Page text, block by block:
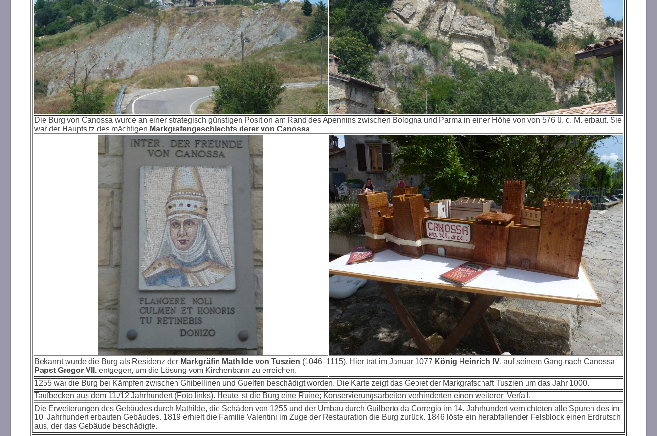
Die Burg von Canossa wurde an einer strategisch günstigen Position am Rand des Apennins zwischen Bologna und Parma in einer Höhe von von 576 ü. d. M. erbaut. Sie
war der Hauptsitz des mächtigen Markgrafengeschlechts derer von Canossa.
Bekannt wurde die Burg als Residenz der Markgräfin Mathilde von Tuszien (1046–1115). Hier trat im Januar 1077 König Heinrich IV. auf seinem Gang nach Canossa
Papst Gregor VII. entgegen, um die Lösung vom Kirchenbann zu erreichen.
1255 war die Burg bei Kämpfen zwischen Ghibellinen und Guelfen beschädigt worden. Die Karte zeigt das Gebiet der Markgrafschaft Tuszien um das Jahr 1000.
Taufbecken aus dem 11./12 Jahrhundert (Foto links). Heute ist die Burg eine Ruine; Konservierungsarbeiten verhinderten einen weiteren Verfall.
Die Erweiterungen des Gebäudes durch Mathilde, die Schäden von 1255 und der Umbau durch Guilberto da Corregio im 14. Jahrhundert vernichteten alle Spuren des im
10. Jahrhundert erbauten Gebäudes. 1819 erhielt die Familie Valentini im Zuge der Restauration die Burg zurück. 1846 löste ein herabfallender Felsblock einen Erdrutsch
aus, der das Gebäude beschädigte.